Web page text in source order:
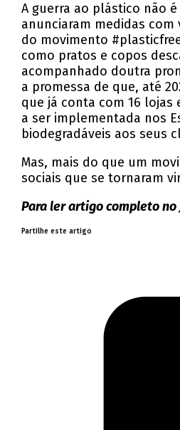
A guerra ao plástico não
anunciaram medidas
do movimento
como pratos e copos
acompanhado doutra
a promessa de que, até
que já conta com 16
a ser implementada nos
biodegradáveis aos seus
Mas, mais do que um
sociais que se tornaram
Para ler artigo completo no
Partilhe este artigo